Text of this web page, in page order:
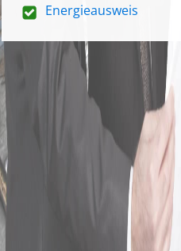
Energieausweis